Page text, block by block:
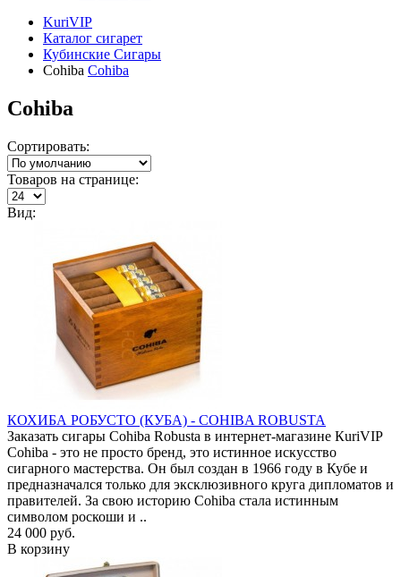
KuriVIP
Каталог сигарет
Кубинские Сигары
Cohiba Cohiba
Cohiba
Сортировать:
Товаров на странице:
Вид:
КОХИБА РОБУСТО (КУБА) - COHIBA ROBUSTA
Заказать сигары Cohiba Robusta в интернет-магазине КuriVIP
Cohiba - это не просто бренд, это истинное искусство
сигарного мастерства. Он был создан в 1966 году в Кубе и
предназначался только для эксклюзивного круга дипломатов и
правителей. За свою историю Cohiba стала истинным
символом роскоши и ..
24 000 руб.
В корзину